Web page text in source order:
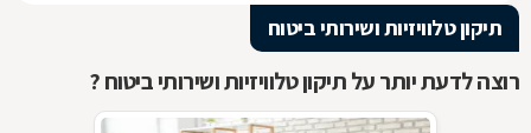
תיקון טלוויזיות ושירותי ביטוח
רוצה לדעת יותר על תיקון טלוויזיות ושירותי ביטוח ?